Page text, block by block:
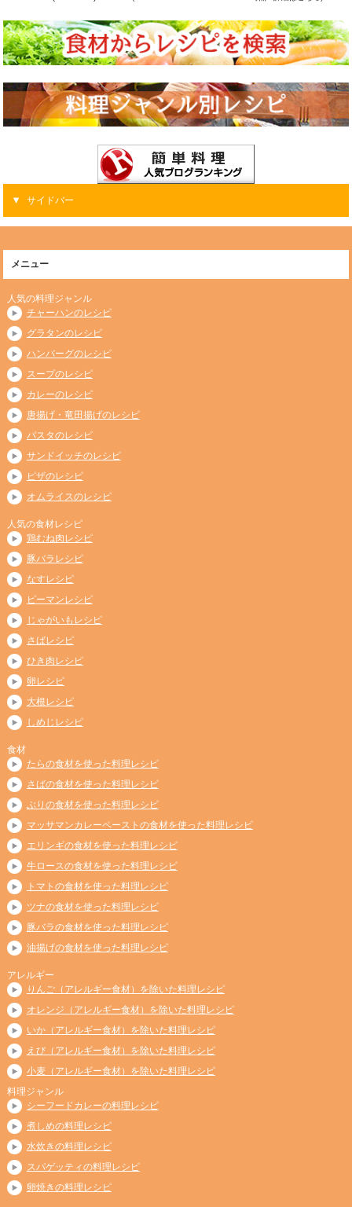
サイドバー
メニュー
人気の料理ジャンル
チャーハンのレシピ
グラタンのレシピ
ハンバーグのレシピ
スープのレシピ
カレーのレシピ
唐揚げ・竜田揚げのレシピ
パスタのレシピ
サンドイッチのレシピ
ピザのレシピ
オムライスのレシピ
人気の食材レシピ
鶏むね肉レシピ
豚バラレシピ
なすレシピ
ピーマンレシピ
じゃがいもレシピ
さばレシピ
ひき肉レシピ
卵レシピ
大根レシピ
しめじレシピ
食材
たらの食材を使った料理レシピ
さばの食材を使った料理レシピ
ぶりの食材を使った料理レシピ
マッサマンカレーペーストの食材を使った料理レシピ
エリンギの食材を使った料理レシピ
牛ロースの食材を使った料理レシピ
トマトの食材を使った料理レシピ
ツナの食材を使った料理レシピ
豚バラの食材を使った料理レシピ
油揚げの食材を使った料理レシピ
アレルギー
りんご（アレルギー食材）を除いた料理レシピ
オレンジ（アレルギー食材）を除いた料理レシピ
いか（アレルギー食材）を除いた料理レシピ
えび（アレルギー食材）を除いた料理レシピ
小麦（アレルギー食材）を除いた料理レシピ
料理ジャンル
シーフードカレーの料理レシピ
煮しめの料理レシピ
水炊きの料理レシピ
スパゲッティの料理レシピ
卵焼きの料理レシピ